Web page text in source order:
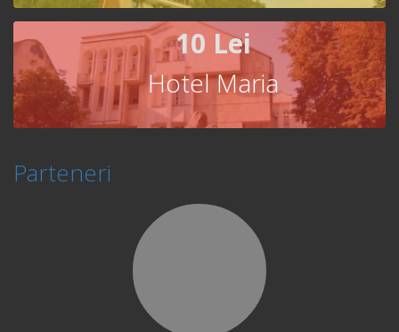
10 Lei
Hotel Maria
Parteneri